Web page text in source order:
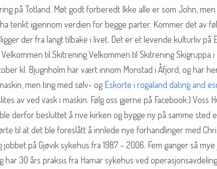
på Totland. Møt godt forberedt Ikke alle er som John,
tenkt igjennom verdien for begge parter. Kommer det av
der fra langt tilbake i livet. Det er et levende kulturliv på
til Skitrening Velkommen til Skitrening Skigruppa
kl. Bjugnholm har vært innom Monstad i Åfjord, og har
men ting med sølv- ogEskorte i rogaland dating and
av ved vask i maskin. Følg oss gjerne på Facebook:) Voss
derfor besluttet å rive kirken og bygge ny på samme sted
til at det ble foreslått å innlede nye forhandlinger med
på Gjøvik sykehus fra 1987 – 2006. Fem ganger så
har 30 års praksis fra Hamar sykehus ved